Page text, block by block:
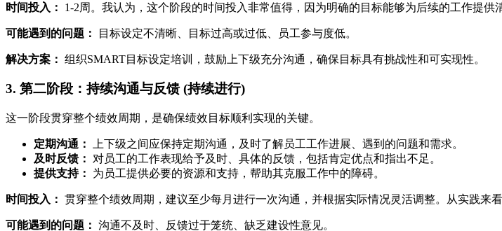
时间投入： 1-2周。我认为，这个阶段的时间投入非常值得，因为明确的目标能够为后续的工作提供
可能遇到的问题： 目标设定不清晰、目标过高或过低、员工参与度低。
解决方案： 组织SMART目标设定培训，鼓励上下级充分沟通，确保目标具有挑战性和可实现性。
3. 第二阶段：持续沟通与反馈 (持续进行)
这一阶段贯穿整个绩效周期，是确保绩效目标顺利实现的关键。
定期沟通：
上下级之间应保持定期沟通，及时了解员工工作进展、遇到的问题和需求。
及时反馈：
对员工的工作表现给予及时、具体的反馈，包括肯定优点和指出不足。
提供支持：
为员工提供必要的资源和支持，帮助其克服工作中的障碍。
时间投入： 贯穿整个绩效周期，建议至少每月进行一次沟通，并根据实际情况灵活调整。从实践来
可能遇到的问题： 沟通不及时、反馈过于笼统、缺乏建设性意见。